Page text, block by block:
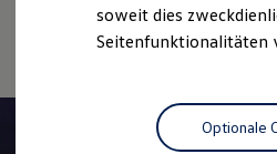
Driving Experience
Volkswagen entdecken
Lifestyle Shop
T-Roc Kollektion
Golf Kollektion
Online-
soweit dies
Seitenfunktionalitäten
Optionale